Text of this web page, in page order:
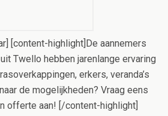
[content-highlight]De aannemers
Twello hebben jarenlange ervaring
erkers, veranda’s
de mogelijkheden? Vraag eens
offerte aan! [/content-highlight]